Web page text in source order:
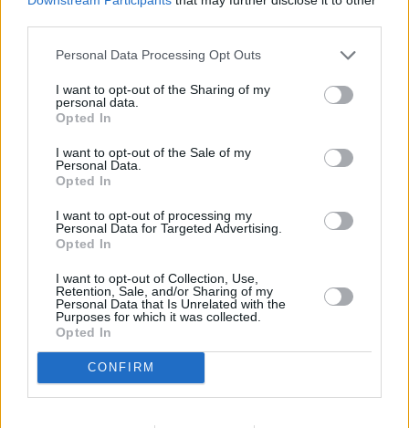
Personal Data Processing Opt Outs
I want to opt-out of the Sharing of my
personal data.
Opted In
I want to opt-out of the Sale of my
Personal Data.
Opted In
I want to opt-out of processing my
Personal Data for Targeted Advertising.
Opted In
I want to opt-out of Collection, Use,
Retention, Sale, and/or Sharing of my
Personal Data that Is Unrelated with the
Purposes for which it was collected.
Opted In
CONFIRM
Refescar
JComments
Lo más leído
Detenidos dos
varones por
presunto robo en